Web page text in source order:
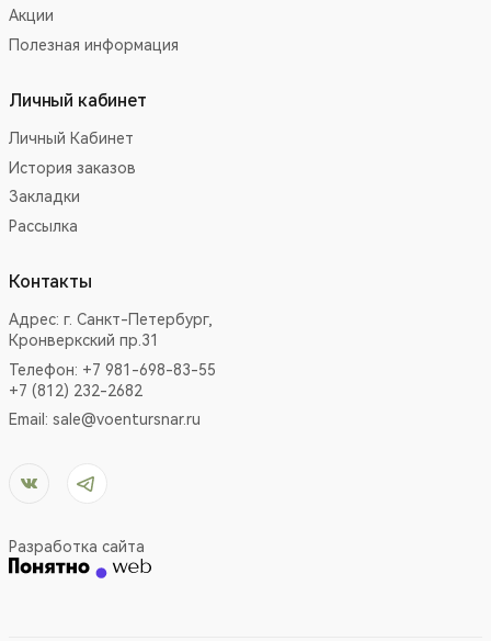
Акции
Полезная информация
Личный кабинет
Личный Кабинет
История заказов
Закладки
Рассылка
Контакты
Адрес: г. Санкт-Петербург,
Кронверкский пр.31
Телефон: +7 981-698-83-55
+7 (812) 232-2682
Email: sale@voentursnar.ru
Разработка сайта